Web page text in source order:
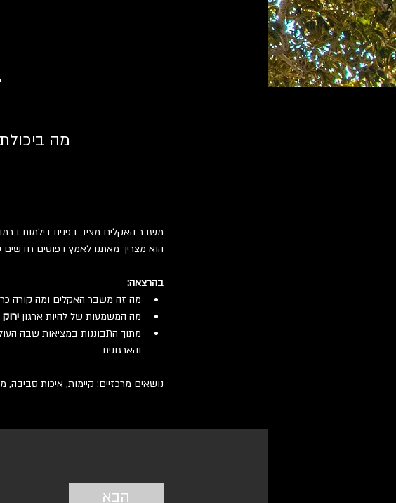
מה
משבר האקלים מציב בפנינו דילמות
הוא מצריך מאתנו לאמץ דפוסים
בהרצאה:
מה זה משבר האקלים ומה קורה
מה המשמעות של להיות ארגון ירוק
מתוך התבוננות במציאות שבה
והארגונית
נושאים מרכזיים: קיימות, איכות
הבא